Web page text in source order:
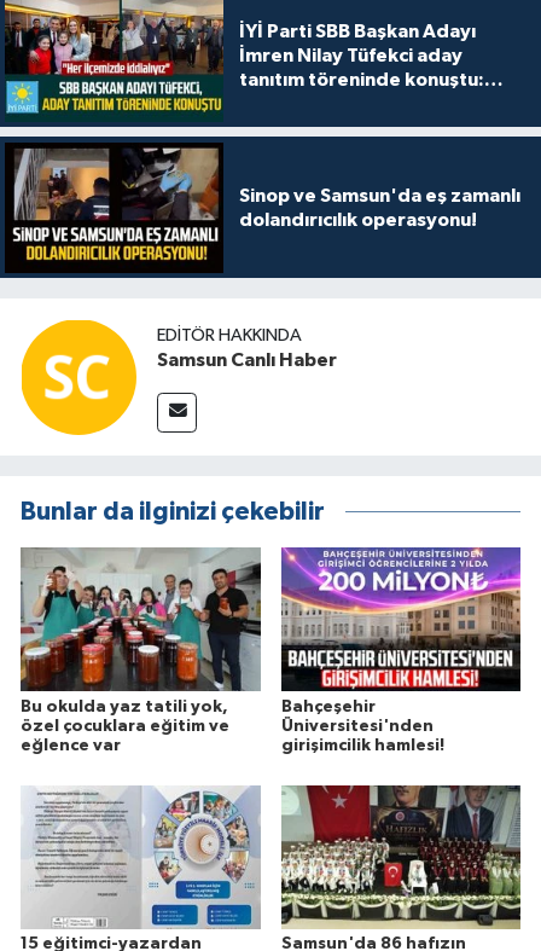
İYİ Parti SBB Başkan Adayı
İmren Nilay Tüfekci aday
tanıtım töreninde konuştu:
Sinop ve Samsun'da eş zamanlı
dolandırıcılık operasyonu!
EDITÖR HAKKINDA
Samsun Canlı Haber
Bunlar da ilginizi çekebilir
Bu okulda yaz tatili yok,
özel çocuklara eğitim ve
eğlence var
Bahçeşehir
Üniversitesi'nden
girişimcilik hamlesi!
15 eğitimci-yazardan Samsun'da 86 hafızın